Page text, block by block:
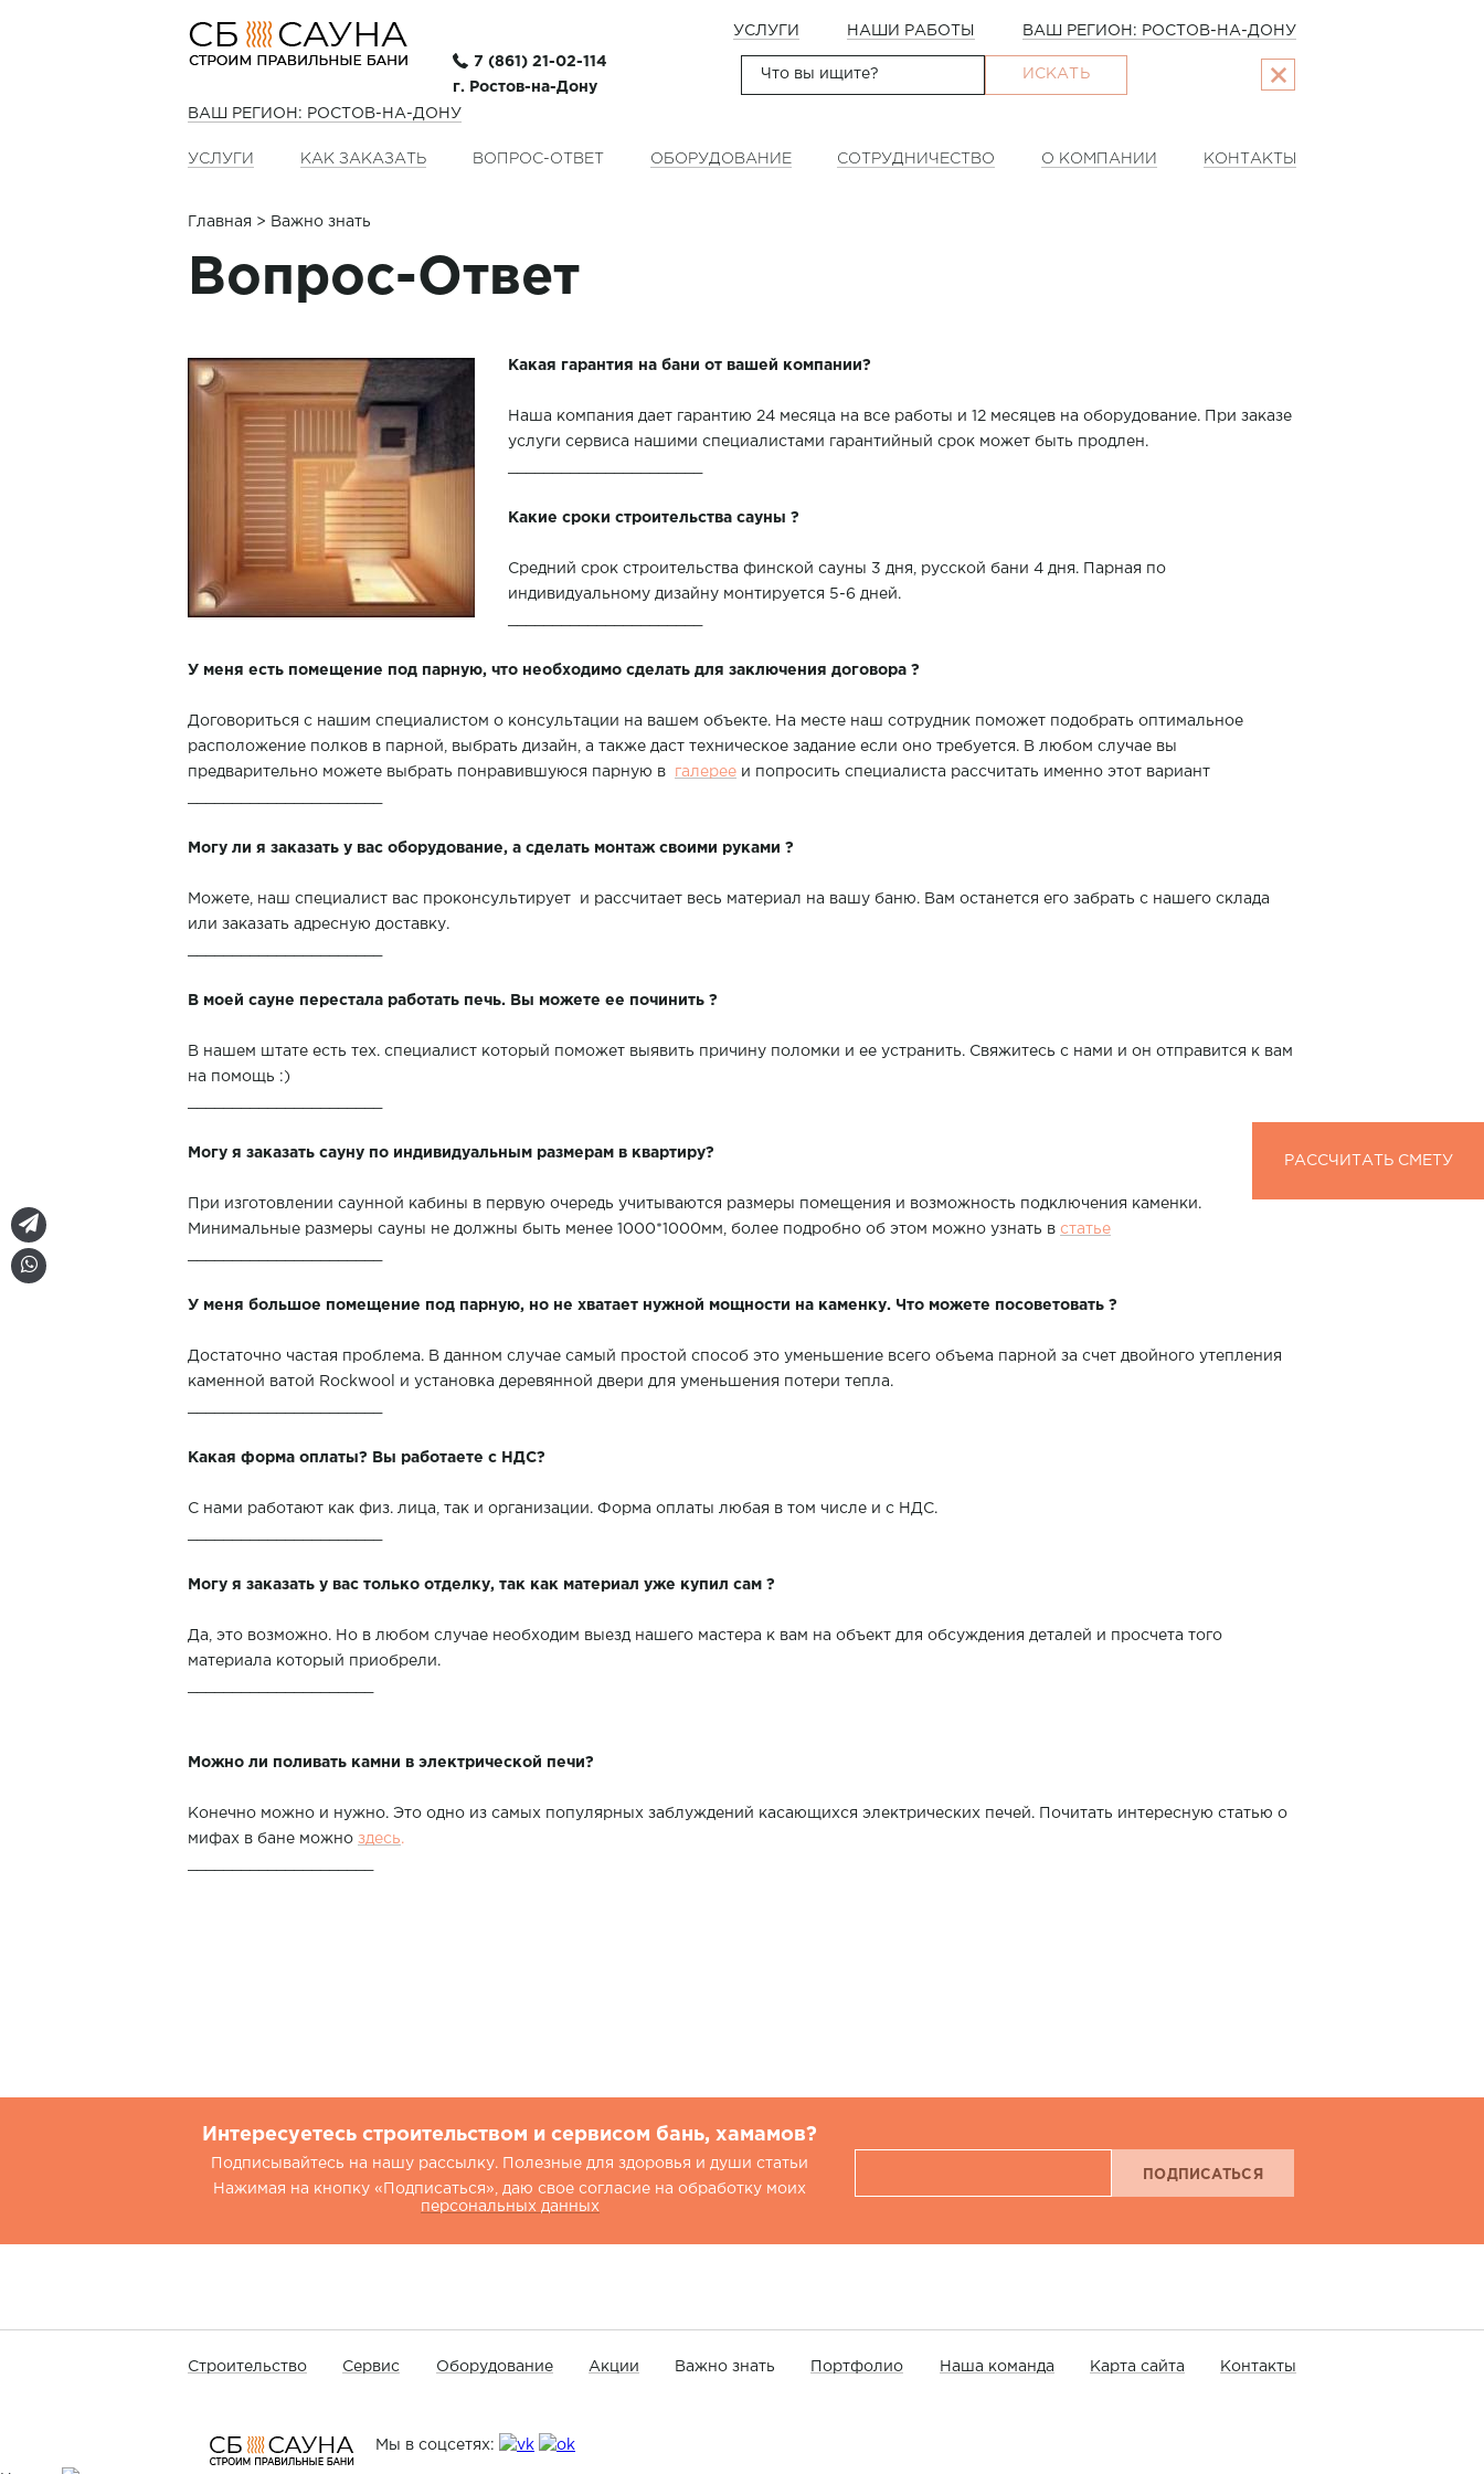
УСЛУГИ НАШИ РАБОТЫ ВАШ РЕГИОН: РОСТОВ-НА-ДОНУ
ИСКАТЬ
7 (861) 21-02-114
г. Ростов-на-Дону
ВАШ РЕГИОН: РОСТОВ-НА-ДОНУ
УСЛУГИ КАК ЗАКАЗАТЬ ВОПРОС-ОТВЕТ ОБОРУДОВАНИЕ СОТРУДНИЧЕСТВО О КОМПАНИИ КОНТАКТЫ
РАССЧИТАТЬ СМЕТУ
РАССЧИТАТЬ СМЕТУ
Главная > Важно знать
Вопрос-Ответ
Какая гарантия на бани от вашей компании?
Наша компания дает гарантию 24 месяца на все работы и 12 месяцев на оборудование. При заказе
услуги сервиса нашими специалистами гарантийный срок может быть продлен.
Какие сроки строительства сауны ?
Средний срок строительства финской сауны 3 дня, русской бани 4 дня. Парная по
индивидуальному дизайну монтируется 5-6 дней.
У меня есть помещение под парную, что необходимо сделать для заключения договора ?
Договориться с нашим специалистом о консультации на вашем объекте. На месте наш сотрудник поможет подобрать оптимальное
расположение полков в парной, выбрать дизайн, а также даст техническое задание если оно требуется. В любом случае вы
предварительно можете выбрать понравившуюся парную в
галерее и попросить специалиста рассчитать именно этот вариант
Могу ли я заказать у вас оборудование, а сделать монтаж своими руками ?
Можете, наш специалист вас проконсультирует и рассчитает весь материал на вашу баню. Вам останется его забрать с нашего склада
или заказать адресную доставку.
В моей сауне перестала работать печь. Вы можете ее починить ?
В нашем штате есть тех. специалист который поможет выявить причину поломки и ее устранить. Свяжитесь с нами и он отправится к вам
на помощь :)
Могу я заказать сауну по индивидуальным размерам в квартиру?
При изготовлении саунной кабины в первую очередь учитываются размеры помещения и возможность подключения каменки.
Минимальные размеры сауны не должны быть менее 1000*1000мм, более подробно об этом можно узнать в статье
У меня большое помещение под парную, но не хватает нужной мощности на каменку. Что можете посоветовать ?
Достаточно частая проблема. В данном случае самый простой способ это уменьшение всего объема парной за счет двойного утепления
каменной ватой Rockwool и установка деревянной двери для уменьшения потери тепла.
Какая форма оплаты? Вы работаете с НДС?
С нами работают как физ. лица, так и организации. Форма оплаты любая в том числе и с НДС.
Могу я заказать у вас только отделку, так как материал уже купил сам ?
Да, это возможно. Но в любом случае необходим выезд нашего мастера к вам на объект для обсуждения деталей и просчета того
материала который приобрели.
Можно ли поливать камни в электрической печи?
Конечно можно и нужно. Это одно из самых популярных заблуждений касающихся электрических печей. Почитать интересную статью о
мифах в бане можно здесь.
Интересуетесь строительством и сервисом бань, хамамов?
Подписывайтесь на нашу рассылку. Полезные для здоровья и души статьи
Нажимая на кнопку «Подписаться», даю свое согласие на обработку моих
персональных данных
ПОДПИСАТЬСЯ
Строительство Сервис Оборудование Акции Важно знать Портфолио Наша команда Карта сайта Контакты
Мы в соцсетях: